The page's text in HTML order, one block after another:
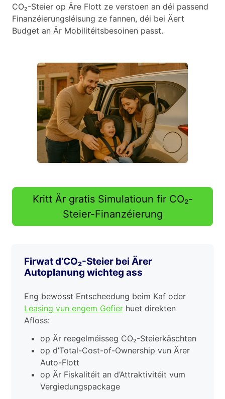
CO₂-Steier op Äre Flott ze verstoen an déi passend
Finanzéierungsléisung ze fannen, déi bei Äert
Budget an Är Mobilitéitsbesoinen passt.
Kritt Är gratis Simulatioun fir CO₂-
Steier-Finanzéierung
Firwat d’CO₂-Steier bei Ärer
Autoplanung wichteg ass
Eng bewosst Entscheedung beim Kaf oder
Leasing vun engem Gefier huet direkten
Afloss:
op Är reegelméisseg CO₂-Steierkäschten
op d’Total-Cost-of-Ownership vun Ärer
Auto-Flott
op Är Fiskalitéit an d’Attraktivitéit vum
Vergiedungspackage